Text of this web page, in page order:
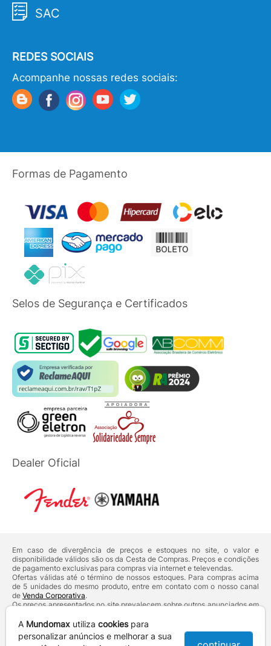
SAC
REDES SOCIAIS
Acompanhe nossas redes sociais:
Formas de Pagamento
Selos de Segurança e Certificados
Dealer Oficial
Em caso de divergência de preços e estoques no site, o valor e
disponibilidade válidos são os da Cesta de Compras. Preços e condições
de pagamento exclusivas para compras via internet e televendas.
Ofertas válidas até o término de nossos estoques. Para compras acima
de 5 unidades do mesmo produto, entre em contato com o nosso canal
de Venda Corporativa.
Os preços apresentados no site prevalecem sobre outros anunciados em
Defesa do Consumidor:Lei nº 8.078.
Vendas sujeitas à confirmação de dados e análises de crédito e risco.
A Mundomax utiliza cookiespara
personalizar anúncios e melhorar a sua